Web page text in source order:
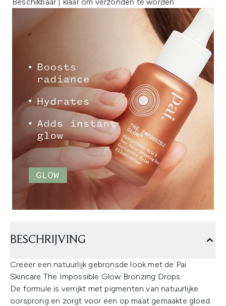
BESCHRIJVING
Creëer een natuurlijk gebronsde look met de Pai
Skincare The Impossible Glow Bronzing Drops.
De formule is verrijkt met pigmenten van natuurlijke
oorsprong en zorgt voor een op maat gemaakte gloed.